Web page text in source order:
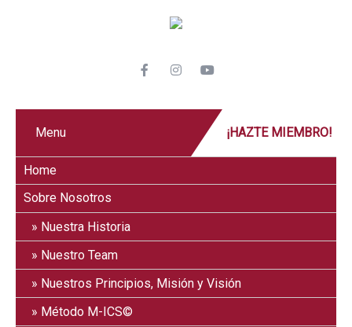
Menu
Home
Sobre Nosotros
Nuestra Historia
Nuestro Team
Nuestros Principios, Misión y Visión
Método M-ICS©
¡HAZTE MIEMBRO!